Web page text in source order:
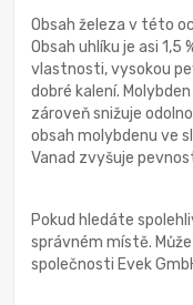
Obsah železa v této
Obsah uhlíku je asi
vlastnosti, vysokou
dobré kalení.
zároveň snižuje
obsah molybdenu ve
Vanad zvyšuje
Pokud hledáte
správném místě.
společnosti Evek